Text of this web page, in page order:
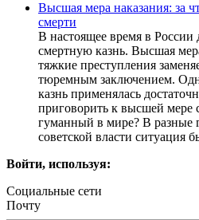
Высшая мера наказания: за
смерти
В настоящее время в России
смертную казнь. Высшая
тяжкие преступления
тюремным заключением.
казнь применялась
приговорить к высшей мере
гуманный в мире? В разные
советской власти ситуация
Войти, используя:
Социальные сети
Почту